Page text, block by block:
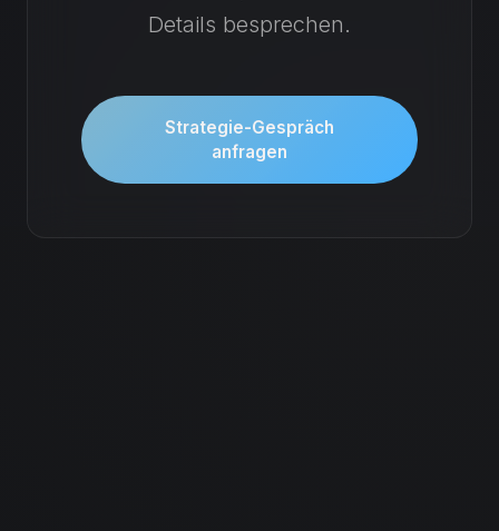
Details besprechen.
Strategie-Gespräch
anfragen